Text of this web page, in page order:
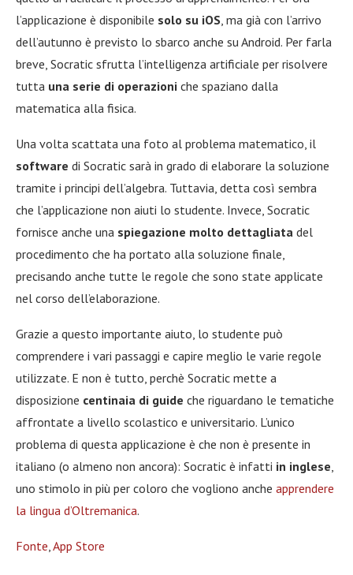
l’applicazione è disponibile solo su iOS , ma già con l’arrivo
dell’autunno è previsto lo sbarco anche su Android. Per farla
breve, Socratic sfrutta l’intelligenza artificiale per risolvere
tutta una serie di operazioni che spaziano dalla
matematica alla fisica.
Una volta scattata una foto al problema matematico, il
software di Socratic sarà in grado di elaborare la soluzione
tramite i principi dell’algebra. Tuttavia, detta così sembra
che l’applicazione non aiuti lo studente. Invece, Socratic
fornisce anche una spiegazione molto dettagliata del
procedimento che ha portato alla soluzione finale,
precisando anche tutte le regole che sono state applicate
nel corso dell’elaborazione.
Grazie a questo importante aiuto, lo studente può
comprendere i vari passaggi e capire meglio le varie regole
utilizzate. E non è tutto, perchè Socratic mette a
disposizione centinaia di guide che riguardano le tematiche
affrontate a livello scolastico e universitario. L’unico
problema di questa applicazione è che non è presente in
italiano (o almeno non ancora): Socratic è infatti in inglese
uno stimolo in più per coloro che vogliono anche apprendere
la lingua d’Oltremanica.
Fonte App Store